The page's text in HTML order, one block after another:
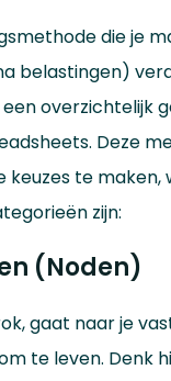
die je
belastingen)
overzichtelijk
Deze
te
zijn:
(Noden)
gaat naar je
te leven. Denk